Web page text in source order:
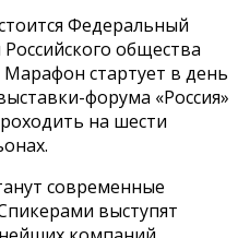
Федеральный
общества
стартует в день
форума «Россия»
на шести
современные
выступят